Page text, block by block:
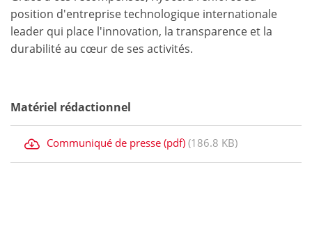
position d'entreprise technologique internationale
leader qui place l'innovation, la transparence et la
durabilité au cœur de ses activités.
Matériel rédactionnel
Communiqué de presse (pdf) (186.8 KB)